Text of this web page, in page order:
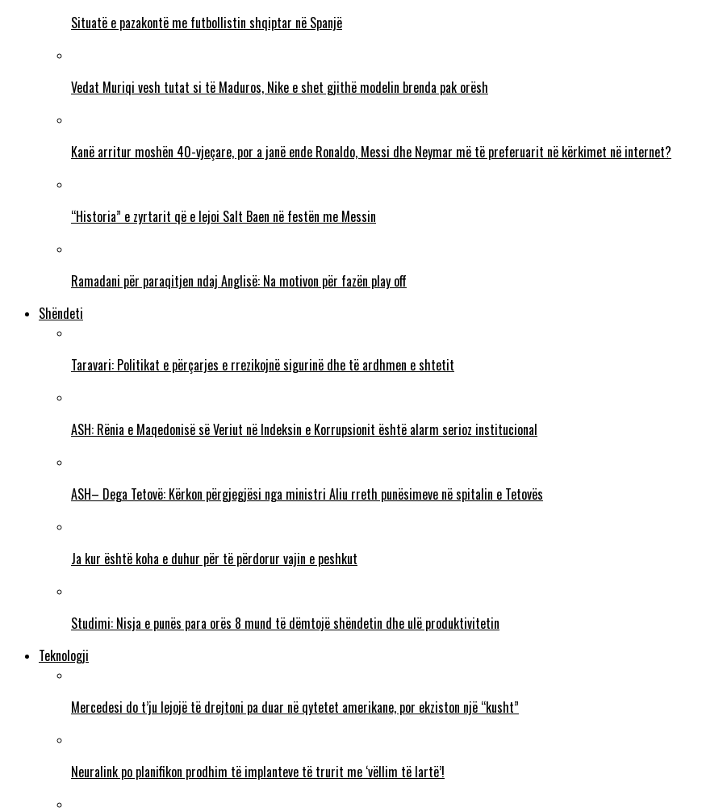
Situatë e pazakontë me futbollistin shqiptar në Spanjë
Vedat Muriqi vesh tutat si të Maduros, Nike e shet gjithë modelin brenda pak orësh
Kanë arritur moshën 40-vjeçare, por a janë ende Ronaldo, Messi dhe Neymar më të preferuarit në kërkimet në internet?
“Historia” e zyrtarit që e lejoi Salt Baen në festën me Messin
Ramadani për paraqitjen ndaj Anglisë: Na motivon për fazën play off
Shëndeti
Taravari: Politikat e përçarjes e rrezikojnë sigurinë dhe të ardhmen e shtetit
ASH: Rënia e Maqedonisë së Veriut në Indeksin e Korrupsionit është alarm serioz institucional
ASH– Dega Tetovë: Kërkon përgjegjësi nga ministri Aliu rreth punësimeve në spitalin e Tetovës
Ja kur është koha e duhur për të përdorur vajin e peshkut
Studimi: Nisja e punës para orës 8 mund të dëmtojë shëndetin dhe ulë produktivitetin
Teknologji
Mercedesi do t’ju lejojë të drejtoni pa duar në qytetet amerikane, por ekziston një “kusht”
Neuralink po planifikon prodhim të implanteve të trurit me ‘vëllim të lartë’!